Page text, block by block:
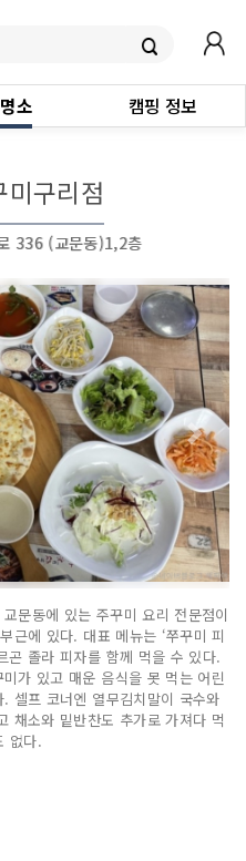
소 캠핑 정보
미구리점
336 (교문동)1,2층
문동에 있는 주꾸미 요리 전문점이
근에 있다. 대표 메뉴는 ‘쭈꾸미 피
곤 졸라 피자를 함께 먹을 수 있다.
가 있고 매운 음식을 못 먹는 어린
셀프 코너엔 열무김치말이 국수와
채소와 밑반찬도 추가로 가져다 먹
없다.